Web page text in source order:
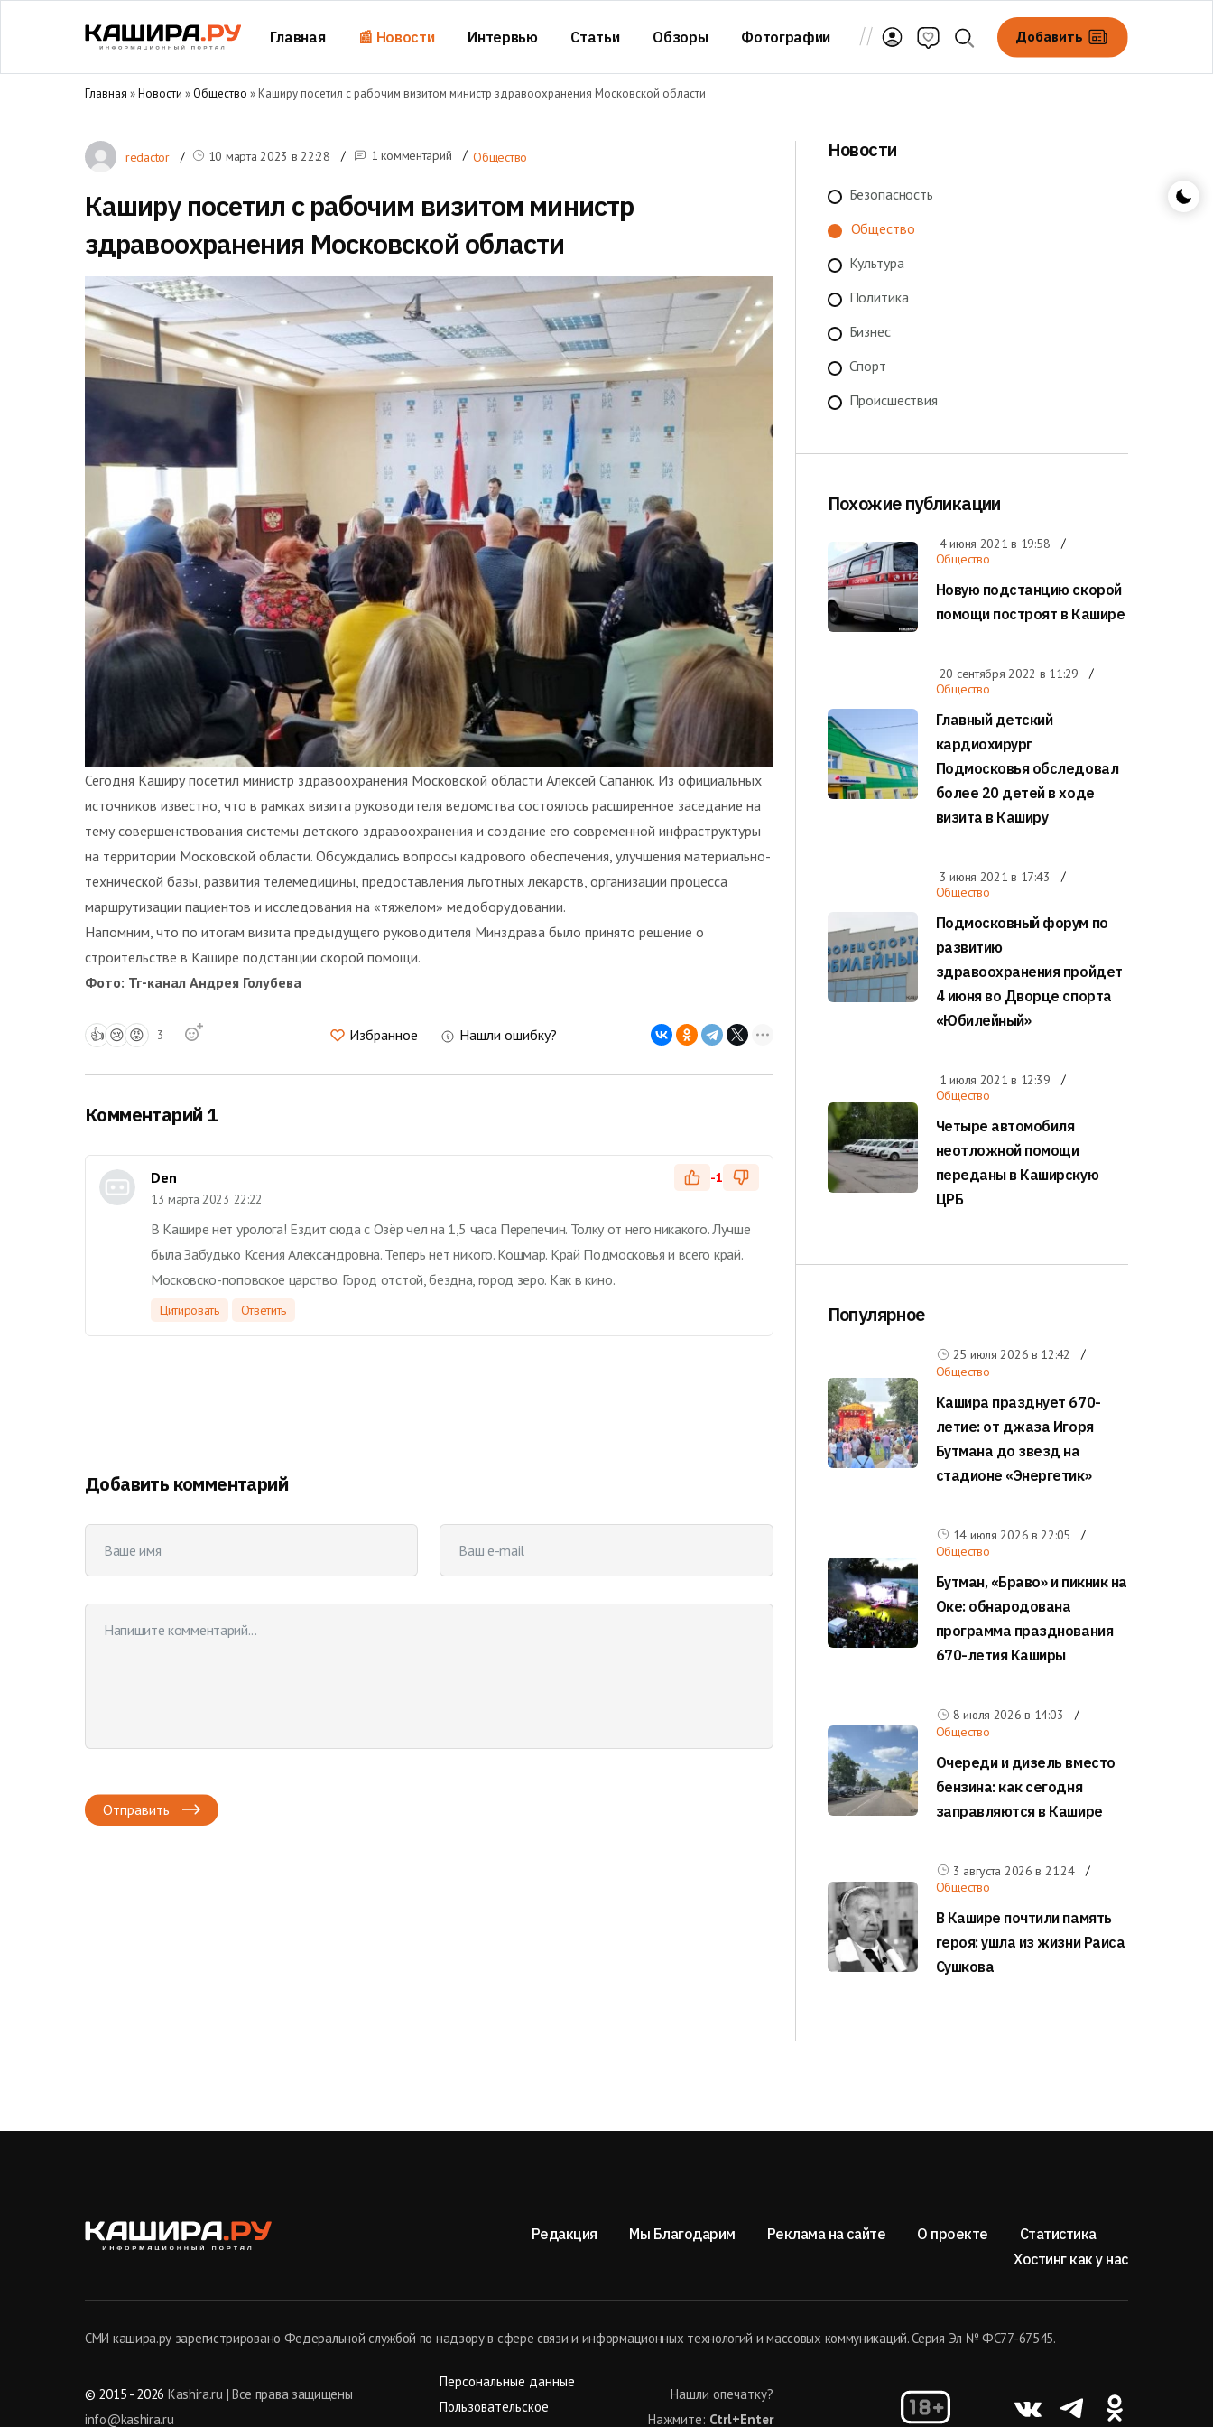
Главная 📰 Новости Интервью Статьи Обзоры Фотографии Добавить
Главная »Новости »Общество » Каширу посетил с рабочим визитом министр здравоохранения Московской области
redactor 10 марта 2023 в22:28 1 комментарий Общество
Каширу посетил с рабочим визитом министр
здравоохранения Московской области
Сегодня Каширу посетил министр здравоохранения Московской области Алексей Сапанюк. Из официальных
источников известно, что в рамках визита руководителя ведомства состоялось расширенное заседание на
тему совершенствования системы детского здравоохранения и создание его современной инфраструктуры
на территории Московской области. Обсуждались вопросы кадрового обеспечения, улучшения материально-
технической базы, развития телемедицины, предоставления льготных лекарств, организации процесса
маршрутизации пациентов и исследования на «тяжелом» медоборудовании.
Напомним, что по итогам визита предыдущего руководителя Минздрава было принято решение о
строительстве в Кашире подстанции скорой помощи.
Фото: Тг-канал Андрея Голубева
👍 😢 😡 3 Избранное Нашли ошибку?
Комментарий 1
Den
13 марта 2023 22:22
-1
В Кашире нет уролога! Ездит сюда с Озёр чел на 1,5 часа Перепечин. Толку от него никакого. Лучше
была Забудько Ксения Александровна. Теперь нет никого. Кошмар. Край Подмосковья и всего край.
Московско-поповское царство. Город отстой, бездна, город зеро. Как в кино.
Цитировать Ответить
Добавить комментарий
Отправить
Новости
Безопасность
Общество
Культура
Политика
Бизнес
Спорт
Происшествия
Похожие публикации
4 июня 2021 в 19:58
Общество
Новую подстанцию скорой
помощи построят в Кашире
20 сентября 2022 в 11:29
Общество
Главный детский
кардиохирург
Подмосковья обследовал
более 20 детей в ходе
визита в Каширу
3 июня 2021 в 17:43
Общество
Подмосковный форум по
развитию
здравоохранения пройдет
4 июня во Дворце спорта
«Юбилейный»
1 июля 2021 в 12:39
Общество
Четыре автомобиля
неотложной помощи
переданы в Каширскую
ЦРБ
Популярное
25 июля 2026 в 12:42
Общество
Кашира празднует 670-
летие: от джаза Игоря
Бутмана до звезд на
стадионе «Энергетик»
14 июля 2026 в 22:05
Общество
Бутман, «Браво» и пикник на
Оке: обнародована
программа празднования
670-летия Каширы
8 июля 2026 в 14:03
Общество
Очереди и дизель вместо
бензина: как сегодня
заправляются в Кашире
3 августа 2026 в 21:24
Общество
В Кашире почтили память
героя: ушла из жизни Раиса
Сушкова
Редакция Мы Благодарим Реклама на сайте О проекте
Статистика
Хостинг как у нас
СМИ кашира.ру зарегистрировано Федеральной службой по надзору в сфере связи и информационных технологий и массовых коммуникаций. Серия Эл № ФС77-67545.
© 2015 - 2026 Kashira.ru | Все права защищены
info@kashira.ru
Персональные данные
Пользовательское
Нашли опечатку?
Нажмите: Ctrl+Enter